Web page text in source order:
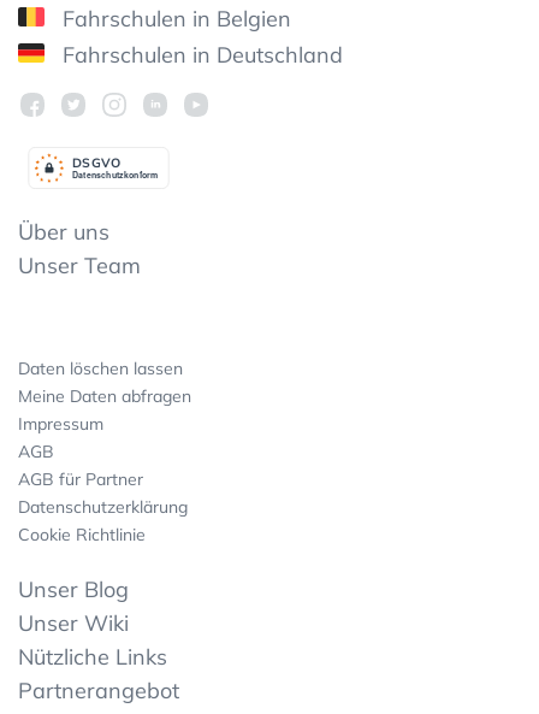
Fahrschulen in Belgien
Fahrschulen in Deutschland
Datenschutzkonform
DSGVO
Über uns
Unser Team
Daten löschen lassen
Meine Daten abfragen
Impressum
AGB
AGB für Partner
Datenschutzerklärung
Cookie Richtlinie
Unser Blog
Unser Wiki
Nützliche Links
Partnerangebot